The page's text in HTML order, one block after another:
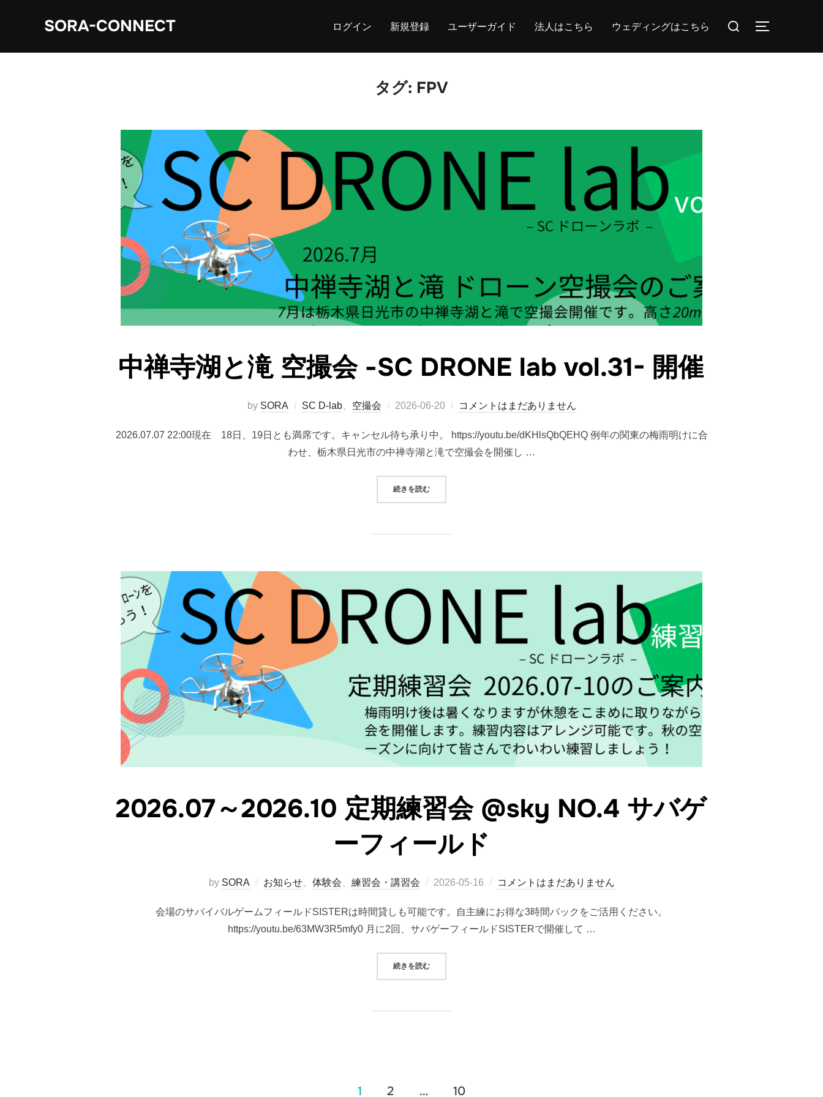
SORA-CONNECT ログイン 新規登録 ユーザーガイド 法人はこちら ウェディングはこちら
検
対
サイドバー
タグ: FPV
中禅寺湖と滝 空撮会 -SC DRONE lab vol.31- 開催
by SORA SC D-lab、 空撮会
投
日:
2026-06-20 コメントはまだありません
2026.07.07 22:00現在 18日、19日とも満席です。キャンセル待ち承り中。 https://youtu.be/dKHlsQbQEHQ 例年の関東の梅雨明けに合
わせ、栃木県日光市の中禅寺湖と滝で空撮会を開催し …
続きを読む“中禅寺湖と滝 空撮会 -SC DRONE LAB VOL.31- 開催”
2026.07～2026.10 定期練習会 @sky NO.4 サバゲ
ーフィールド
by SORA お知らせ、 体験会 練習会・講習会
投
日:
2026-05-16 コメントはまだありません
会場のサバイバルゲームフィールドSISTERは時間貸しも可能です。自主練にお得な3時間パックをご活用ください。
https://youtu.be/63MW3R5mfy0 月に2回、サバゲーフィールドSISTERで開催して …
続きを読む“2026.07～2026.10 定期練習会 @SKY NO.4 サバゲーフィールド”
1 2 … 10